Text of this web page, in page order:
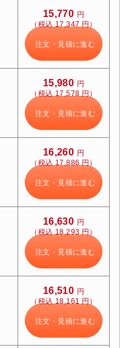
15,770 円
（税込 17,347 円）
注文・見積に進む
15,980 円
（税込 17,578 円）
注文・見積に進む
16,260 円
（税込 17,886 円）
注文・見積に進む
16,630 円
（税込 18,293 円）
注文・見積に進む
16,510 円
（税込 18,161 円）
注文・見積に進む